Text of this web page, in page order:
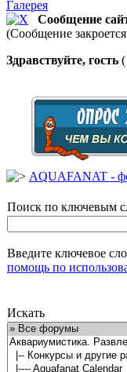
Галерея
Сообщение
(Сообщение
Здравствуйте, гость (
AQUAFANAT -
Поиск по ключевым
Введите ключевое
помощь по
Искать